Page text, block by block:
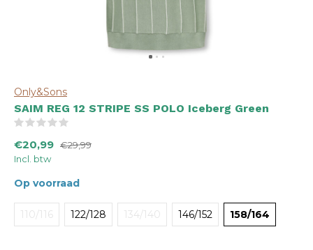
Only&Sons
SAIM REG 12 STRIPE SS POLO Iceberg Green
€20,99 €29,99
Incl. btw
Op voorraad
110/116 122/128 134/140 146/152 158/164